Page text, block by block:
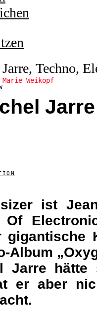
Weikopf
ist
Of
gigantische
Album
Jarre
er aber